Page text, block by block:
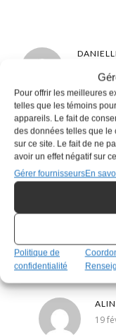
Pour offrir les meilleures
telles que les témoins
appareils. Le fait de
des données telles que le
sur ce site. Le fait de ne
avoir un effet négatif sur
Gérer fournisseursEn
Politique de
confidentialité
Bonjour
Petite
mais je
moule
moins
Merci
19